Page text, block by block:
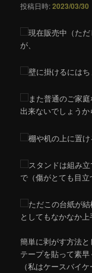
投稿日時:2023/03/30
現在販売中（た
が、
壁に掛けるにはち
また普通のご家
出来ないでしょうか
棚や机の上に置け
スタンドは組み
で（傷がとても目立
ただこの台紙が
としてもなかなか上
簡単に剥がす方法
テープを貼って素
（私はケースバイ